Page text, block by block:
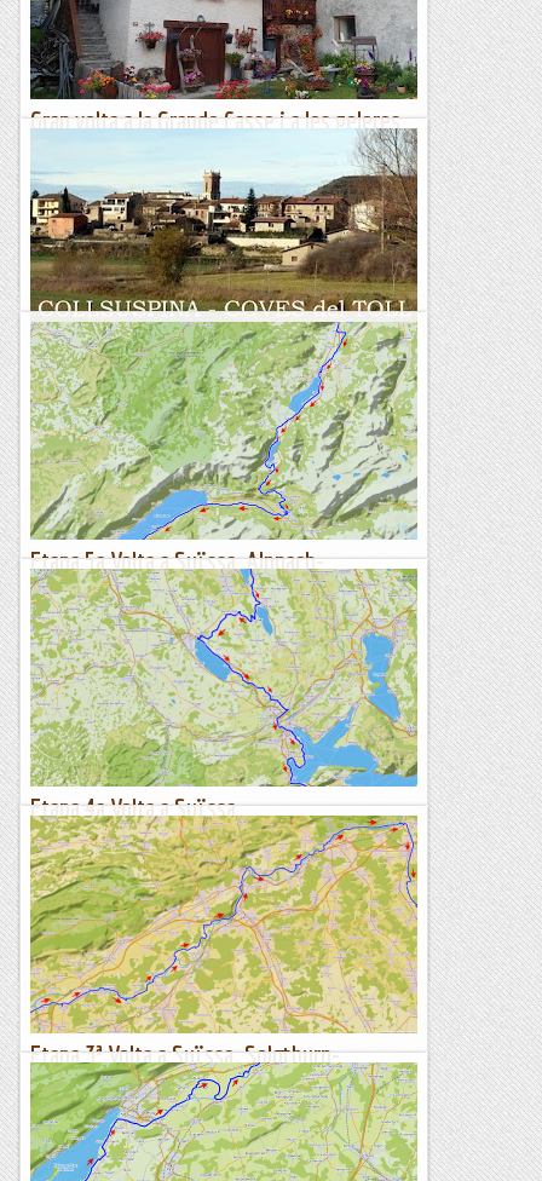
Gran volta a la Grande Casse i a les geleres
La Vanoise és una regió alpina, situada just al sud del massís
del Mont Blanc, més coneguda a l'hivern que a l'estiu. Les
grans estacions d'esquí que l'envolten (de Val...
Muntanyenc
Collsuspina -- Coves del Toll (Una Volta ben
Ideada)
&nb...
Kimisades
Etapa 5a Volta a Suïssa. Alpnach-
Interlaken.
Itinerari marcat amb el rellotge Suunto Traverse.Altimetria
del dia d'avui.Avui és l'últim dia de travessa i és una llàstima
perquè ja ens havíem acostumat a la rutina....
Sortides a Muntanya
Etapa 4a Volta a Suïssa.
Meisterschwanden- Alpnach
Itinerari marcat amb el rellotge Suunto Traverse.Altimetria
del dia d'avui.Avui comença la primera de les dues etapes
més dures d'aquesta sortida a Suïssa. Sortim del...
Sortides a Muntanya
Etapa 3ª Volta a Suïssa. Solothurn-
Meisterschwanden.
Itinerari marcat amb el rellotge Suunto Traverse.Altimetria
del dia d'avui.Avui ja és la tercera etapa consecutiva, però les
cames de moment estan força bé. Després de...